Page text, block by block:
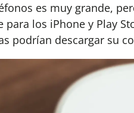
es muy grande,
para los iPhone y Play
podrían descargar su